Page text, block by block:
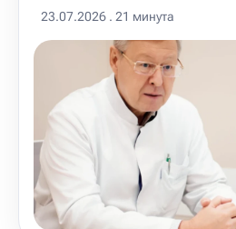
23.07.2026 . 21 минута